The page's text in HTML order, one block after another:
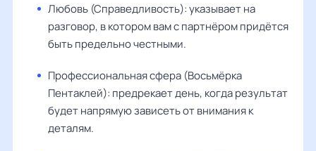
Любовь (Справедливость): указывает на
разговор, в котором вам с партнёром придётся
быть предельно честными.
Профессиональная сфера (Восьмёрка
Пентаклей): предрекает день, когда результат
будет напрямую зависеть от внимания к
деталям.